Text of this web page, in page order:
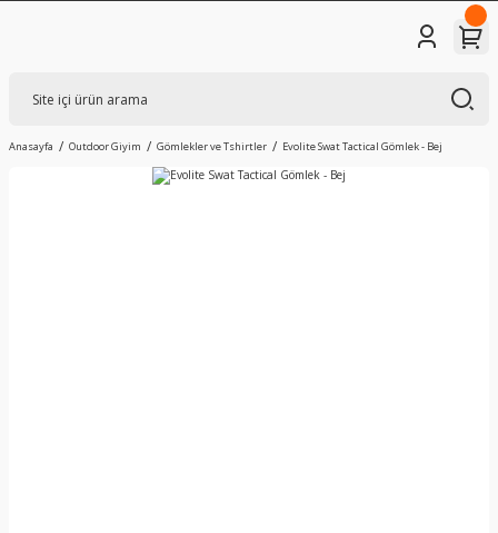
Anasayfa Outdoor Giyim Gömlekler ve Tshirtler Evolite Swat Tactical Gömlek - Bej